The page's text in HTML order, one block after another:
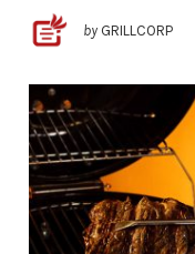
by GRILLCORP